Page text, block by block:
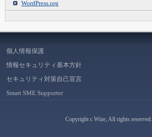
WordPress.org
個人情報保護
情報セキュリティ基本方針
セキュリティ対策自己宣言
Smart SME Supporter
Copyright c Wize, All rights reserved.